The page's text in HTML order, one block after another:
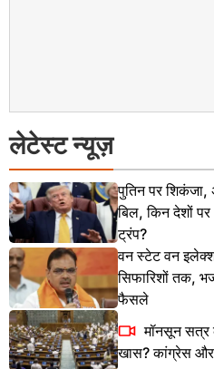
लेटेस्ट न्यूज़
पुतिन पर
बिल, किन देशों
ट्रंप?
वन स्टेट वन
सिफारिशों तक,
फैसले
मॉनसून सत्र
खास? कांग्रेस और